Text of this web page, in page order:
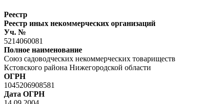
Реестр
Реестр иных некоммерческих организаций
Уч. №
5214060081
Полное наименование
Союз садоводческих некоммерческих товариществ
Кстовского района Нижегородской области
ОГРН
1045206908581
Дата ОГРН